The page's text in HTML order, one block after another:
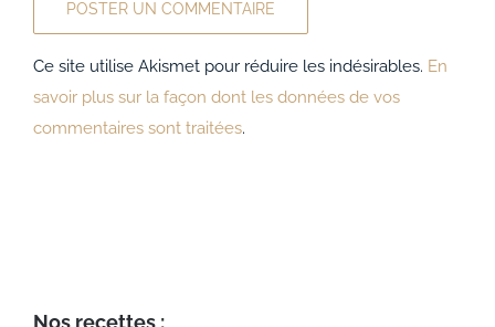
Ce site utilise Akismet pour réduire les indésirables. En
savoir plus sur la façon dont les données de vos
commentaires sont traitées.
Nos recettes :